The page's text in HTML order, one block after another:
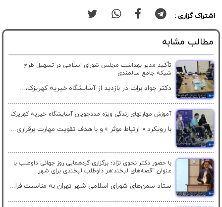
اشتراک گزاری :
مطالب مشابه
تأکید مدیر بهداشت مجلس شورای اسلامی در تسهیل طرح
شبکه جامع سالمندی
دکتر جواد برات در بازدید از آسایشگاه خیریه کهریزک،...
آموزش مهارتهای زندگی ویژه مددجویان آسایشگاه خیریه کهریزک
با رویکرد « ارتباط موثر » و با هدف تقویت مهارت برقراری...
با حضور دکتر نحوی نژاد؛ برگزاری گردهمایی روز جهانی داوطلب با
عنوان “قصه‌های لبخند:هر داوطلب لبخندی برای شهر
ستاد سمن‌های شورای اسلامی شهر تهران به مناسبت فرا...